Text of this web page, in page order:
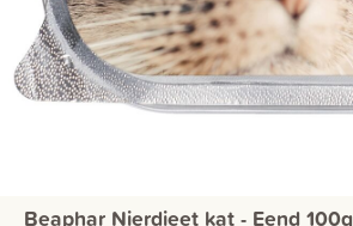
Beaphar Nierdieet kat - Eend 100g